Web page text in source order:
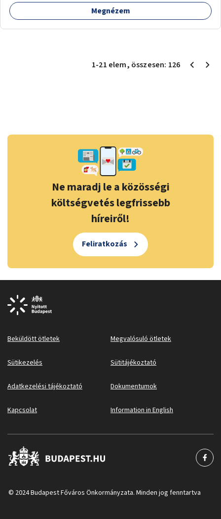
Megnézem
1-21 elem, összesen: 126
Ne maradj le a közösségi
költségvetés legfrissebb
híreiről!
Feliratkozás
Beküldött ötletek Megvalósuló ötletek
Sütikezelés Sütitájékoztató
Adatkezelési tájékoztató Dokumentumok
Kapcsolat Information in English
© 2024 Budapest Főváros Önkormányzata. Minden jog fenntartva